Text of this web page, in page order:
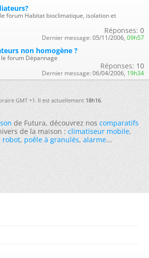
forum Habitat bioclimatique, isolation et
Réponses: 0
Dernier message: 05/11/2006, 09h57
non homogène ?
forum Dépannage
Réponses: 10
Dernier message: 06/04/2006, 19h34
GMT +1. Il est actuellement18h16.
de Futura, découvrez noscomparatifs
de la maison :climatiseur mobile,
robot,poêle à granulés,alarme...